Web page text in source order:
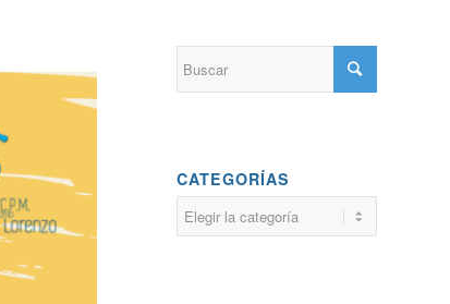
CATEGORÍAS